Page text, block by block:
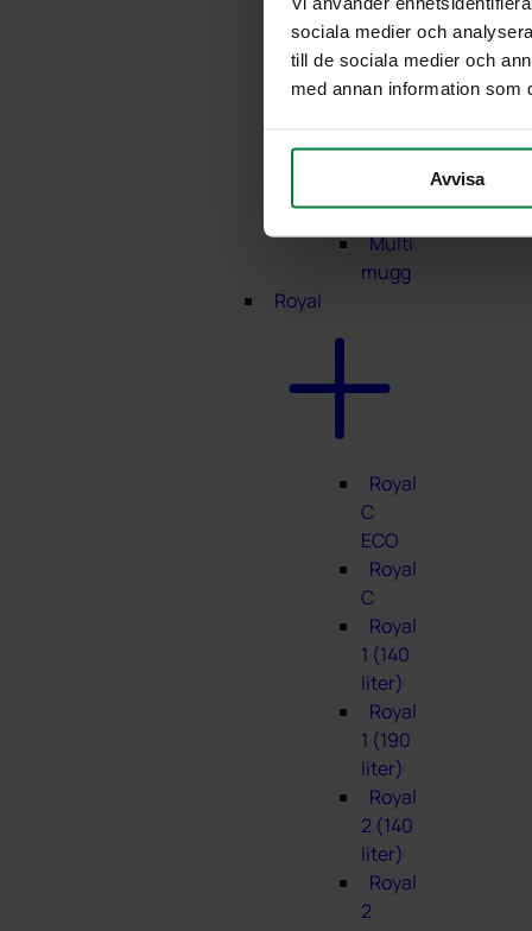
sociala medier och
till de sociala medier och
med annan information som
Avvisa
Multi
4
Multi
4
Multi
Eco
Multi
mugg
Royal
Royal
C
ECO
Royal
C
Royal
1 (140
liter)
Royal
1 (190
liter)
Royal
2 (140
liter)
Royal
2